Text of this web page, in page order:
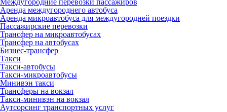
Аренда междугороднего автобуса
Аренда микроавтобуса для междугородней поездки
Пассажирские перевозки
Трансфер на микроавтобусах
Трансфер на автобусах
Бизнес-трансфер
Такси
Такси-автобусы
Такси-микроавтобусы
Минивэн такси
Трансферы на вокзал
Такси-минивэн на вокзал
Аутсорсинг транспортных услуг